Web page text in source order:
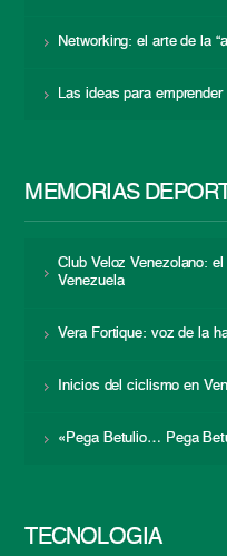
Networking: el arte de la
Las ideas para
MEMORIAS
Club Veloz Venezolano:
Venezuela
Vera Fortique: voz de la
Inicios del ciclismo en
«Pega Betulio… Pega
TECNOLOGÍA